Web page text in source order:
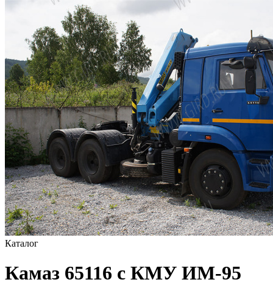
Каталог
Камаз 65116 с КМУ ИМ-95